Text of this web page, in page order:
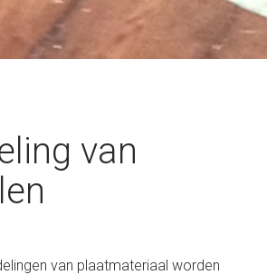
van
van plaatmateriaal worden